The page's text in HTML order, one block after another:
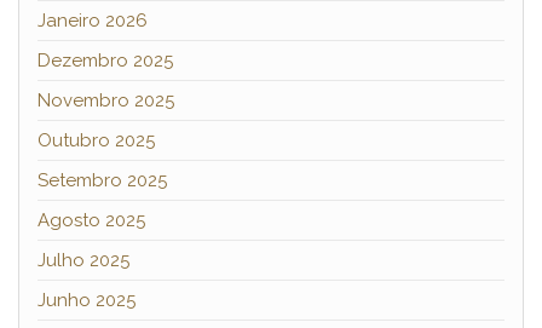
Janeiro 2026
Dezembro 2025
Novembro 2025
Outubro 2025
Setembro 2025
Agosto 2025
Julho 2025
Junho 2025